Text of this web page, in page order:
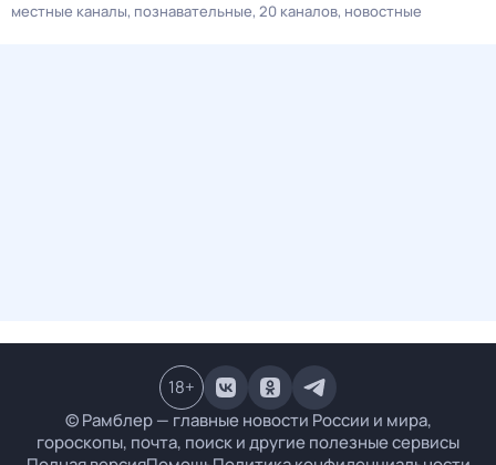
местные каналы познавательные 20 каналов новостные
© Рамблер — главные новости России и мира,
гороскопы, почта, поиск и другие полезные сервисы
18+